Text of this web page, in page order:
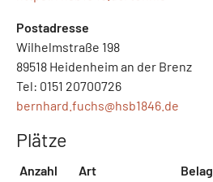
Postadresse
Wilhelmstraße 198
89518 Heidenheim an der Brenz
Tel: 0151 20700726
bernhard.fuchs@hsb1846.de
Plätze
Anzahl Art
Belag